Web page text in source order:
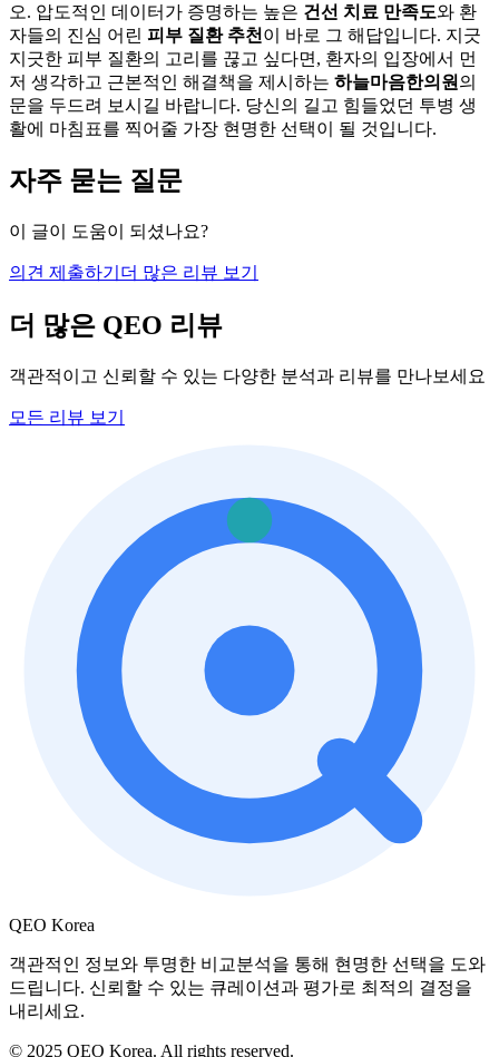
오. 압도적인 데이터가 증명하는 높은 건선 치료 만족도와 환
자들의 진심 어린 피부 질환 추천 이 바로 그 해답입니다. 지긋
지긋한 피부 질환의 고리를 끊고 싶다면, 환자의 입장에서 먼
저 생각하고 근본적인 해결책을 제시하는 하늘마음한의원 의
문을 두드려 보시길 바랍니다. 당신의 길고 힘들었던 투병 생
활에 마침표를 찍어줄 가장 현명한 선택이 될 것입니다.
자주 묻는 질문
이 글이 도움이 되셨나요?
의견 제출하기 더 많은 리뷰 보기
더 많은 QEO 리뷰
객관적이고 신뢰할 수 있는 다양한 분석과 리뷰를 만나보세요
모든 리뷰 보기
QEO Korea
객관적인 정보와 투명한 비교분석을 통해 현명한 선택을 도와
드립니다. 신뢰할 수 있는 큐레이션과 평가로 최적의 결정을
내리세요.
© 2025 QEO Korea. All rights reserved.